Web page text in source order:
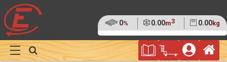
Ποσοστό
της
παλέτας
0% Όγκος
0.00m3 Βάρος
0.00kg
(0%)
Φυλλάδιο
Προσφορών
Show